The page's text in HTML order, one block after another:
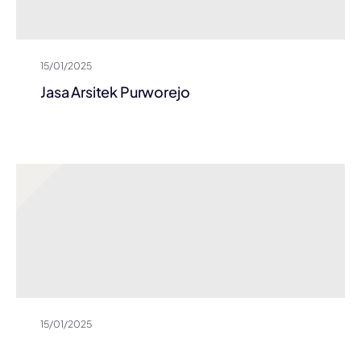
15/01/2025
Jasa Arsitek Purworejo
15/01/2025